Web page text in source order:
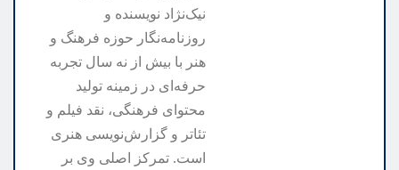
نیک‌نژاد نویسنده و
روزنامه‌نگار حوزه فرهنگ و
هنر با بیش از نه سال تجربه
حرفه‌ای در زمینه تولید
محتوای فرهنگی، نقد فیلم و
تئاتر و گزارش‌نویسی هنری
است. تمرکز اصلی وی بر